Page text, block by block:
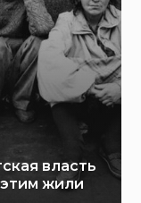
власть
этим жили